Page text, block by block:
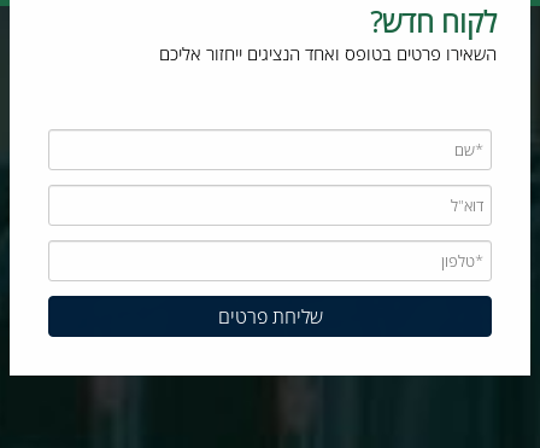
לקוח חדש?
השאירו פרטים בטופס ואחד הנציגים ייחזור אליכם